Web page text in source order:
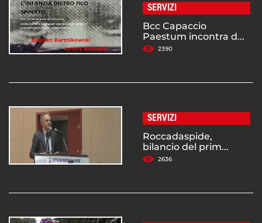
SERVIZI
Bcc Capaccio
Paestum incontra d...
2390
SERVIZI
Roccadaspide,
bilancio del prim...
2636